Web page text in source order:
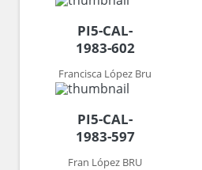
PI5-CAL-
1983-602
Francisca López Bru
PI5-CAL-
1983-597
Fran López BRU